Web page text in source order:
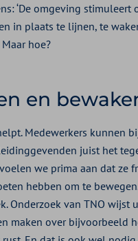
‘De omgeving
in plaats te lijnen, te
hoe?
en
Medewerkers kunnen
juist het
we prima aan dat
hebben om te
Onderzoek van TNO
maken over bijvoorbeeld